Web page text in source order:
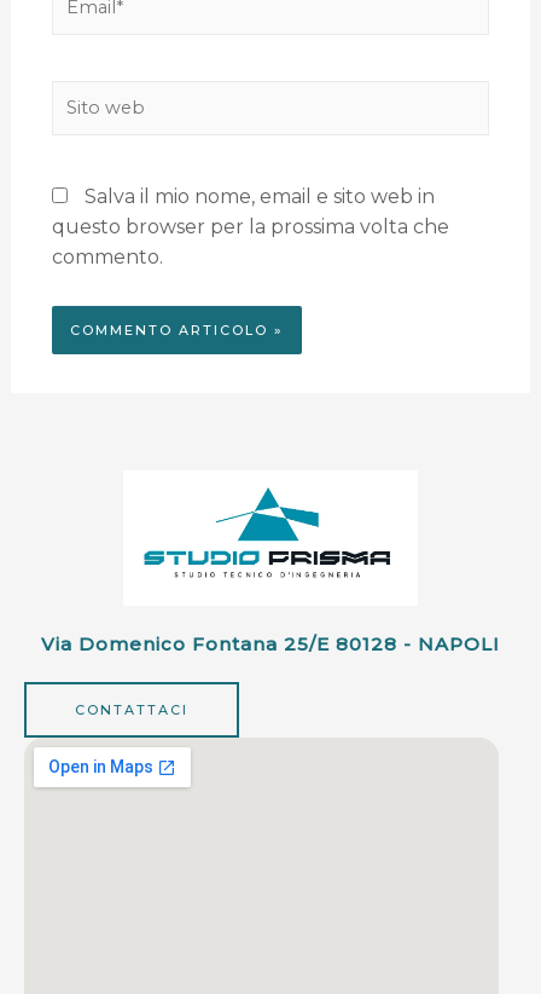
Salva il mio nome, email e sito web in
questo browser per la prossima volta che
commento.
Via Domenico Fontana 25/e 80128 - NAPOLI
CONTATTACI